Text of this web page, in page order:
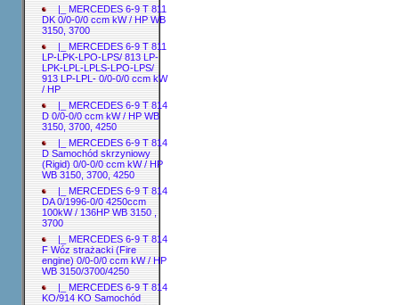
|_ MERCEDES 6-9 T 811
DK 0/0-0/0 ccm kW / HP WB
3150, 3700
|_ MERCEDES 6-9 T 811
LP-LPK-LPO-LPS/ 813 LP-
LPK-LPL-LPLS-LPO-LPS/
913 LP-LPL- 0/0-0/0 ccm kW
/ HP
|_ MERCEDES 6-9 T 814
D 0/0-0/0 ccm kW / HP WB
3150, 3700, 4250
|_ MERCEDES 6-9 T 814
D Samochód skrzyniowy
(Rigid) 0/0-0/0 ccm kW / HP
WB 3150, 3700, 4250
|_ MERCEDES 6-9 T 814
DA 0/1996-0/0 4250ccm
100kW / 136HP WB 3150 ,
3700
|_ MERCEDES 6-9 T 814
F Wóz strażacki (Fire
engine) 0/0-0/0 ccm kW / HP
WB 3150/3700/4250
|_ MERCEDES 6-9 T 814
KO/914 KO Samochód